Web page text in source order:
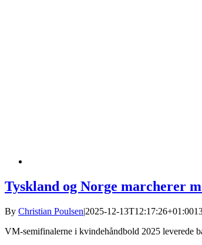
Tyskland og Norge marcherer
By Christian Poulsen|2025-12-13T12:17:26+01:00
VM-semifinalerne i kvindehåndbold 2025 leverede